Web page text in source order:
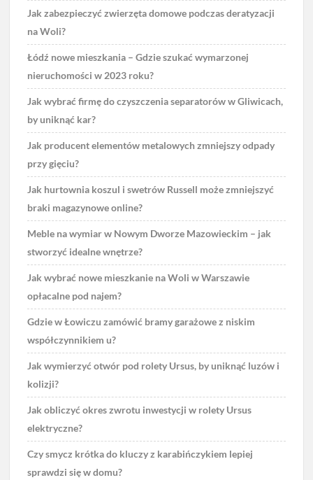
Jak zabezpieczyć zwierzęta domowe podczas deratyzacji
na Woli?
Łódź nowe mieszkania – Gdzie szukać wymarzonej
nieruchomości w 2023 roku?
Jak wybrać firmę do czyszczenia separatorów w Gliwicach,
by uniknąć kar?
Jak producent elementów metalowych zmniejszy odpady
przy gięciu?
Jak hurtownia koszul i swetrów Russell może zmniejszyć
braki magazynowe online?
Meble na wymiar w Nowym Dworze Mazowieckim – jak
stworzyć idealne wnętrze?
Jak wybrać nowe mieszkanie na Woli w Warszawie
opłacalne pod najem?
Gdzie w Łowiczu zamówić bramy garażowe z niskim
współczynnikiem u?
Jak wymierzyć otwór pod rolety Ursus, by uniknąć luzów i
kolizji?
Jak obliczyć okres zwrotu inwestycji w rolety Ursus
elektryczne?
Czy smycz krótka do kluczy z karabińczykiem lepiej
sprawdzi się w domu?